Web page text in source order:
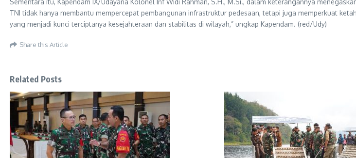
Sementara itu, Kapendam IX/Udayana Kolonel Inf Widi Rahman, S.H., M.Si., dalam keterangannya
TNI tidak hanya membantu mempercepat pembangunan infrastruktur pedesaan, tetapi juga memperkuat
yang menjadi kunci terciptanya kesejahteraan dan stabilitas di wilayah,” ungkap Kapendam. (red/Udy)
Share this Article
Related Posts